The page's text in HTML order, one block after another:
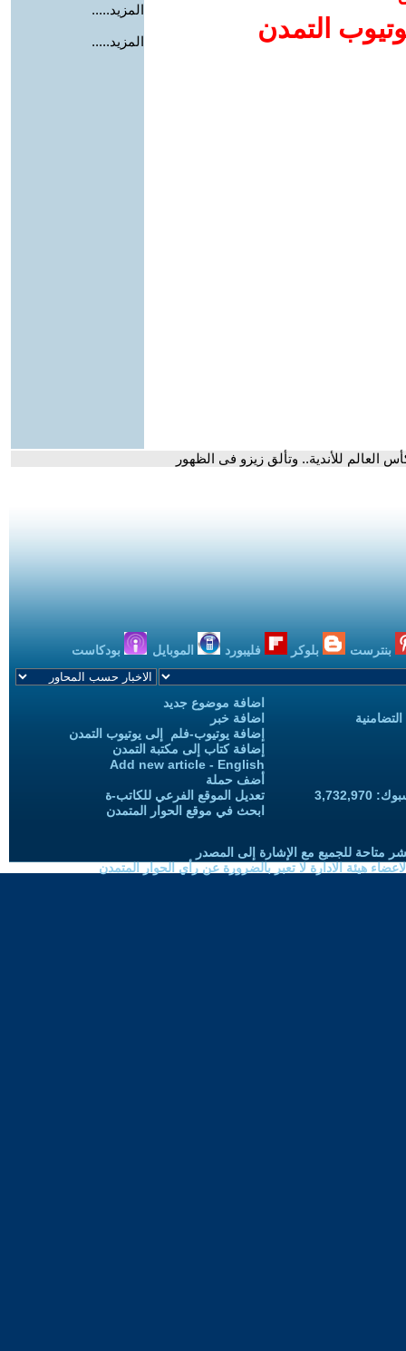
التمدن
المزيد.....
المزيد.....
للأندية.. وتألق زيزو فى الظهور
بنترست بلوكر فليبورد الموبايل بودكاست
اضافة موضوع جديد
اضافة خبر
إضافة يوتيوب-فلم إلى يوتيوب التمدن
إضافة كتاب إلى مكتبة التمدن
Add new article - English
أضف حملة
تعديل الموقع الفرعي للكاتب-ة
ابحث في موقع الحوار المتمدن
متاحة للجميع مع الإشارة إلى المصدر
هيئة الادارة لا تعبر بالضرورة عن رأي الحوار المتمدن